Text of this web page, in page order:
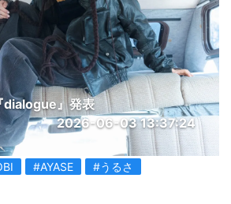
dialogue』発表
2026-06-03 13:37:24
#AYASE #うるさ